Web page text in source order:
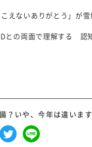
えないありがとう」が雪
との両面で理解する 認
？いや、今年は違いま